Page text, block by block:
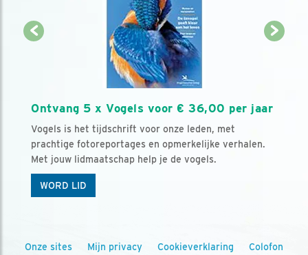
Ontvang 5 x Vogels voor € 36,00 per jaar
Vogels is het tijdschrift voor onze leden, met
prachtige fotoreportages en opmerkelijke verhalen.
Met jouw lidmaatschap help je de vogels.
WORD LID
Onze sites Mijn privacy Cookieverklaring Colofon